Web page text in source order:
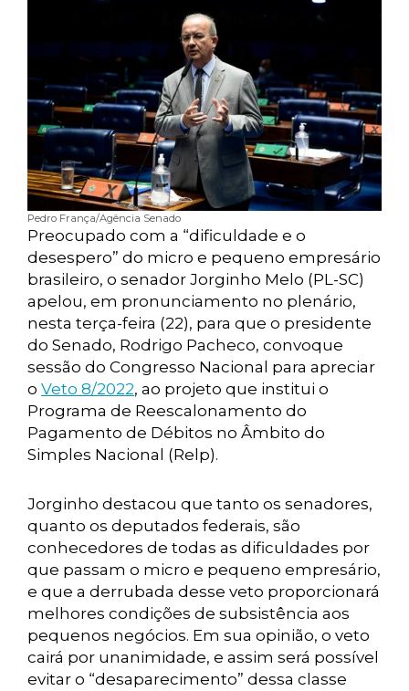
Pedro França/Agência Senado
Preocupado com a “dificuldade e o
desespero” do micro e pequeno empresário
brasileiro, o senador Jorginho Melo (PL-SC)
apelou, em pronunciamento no plenário,
nesta terça-feira (22), para que o presidente
do Senado, Rodrigo Pacheco, convoque
sessão do Congresso Nacional para apreciar
o Veto 8/2022, ao projeto que institui o
Programa de Reescalonamento do
Pagamento de Débitos no Âmbito do
Simples Nacional (Relp).
Jorginho destacou que tanto os senadores,
quanto os deputados federais, são
conhecedores de todas as dificuldades por
que passam o micro e pequeno empresário,
e que a derrubada desse veto proporcionará
melhores condições de subsistência aos
pequenos negócios. Em sua opinião, o veto
cairá por unanimidade, e assim será possível
evitar o “desaparecimento” dessa classe